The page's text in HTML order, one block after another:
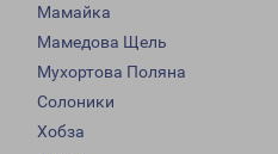
Мамайка
Мамедова Щель
Мухортова Поляна
Солоники
Хобза